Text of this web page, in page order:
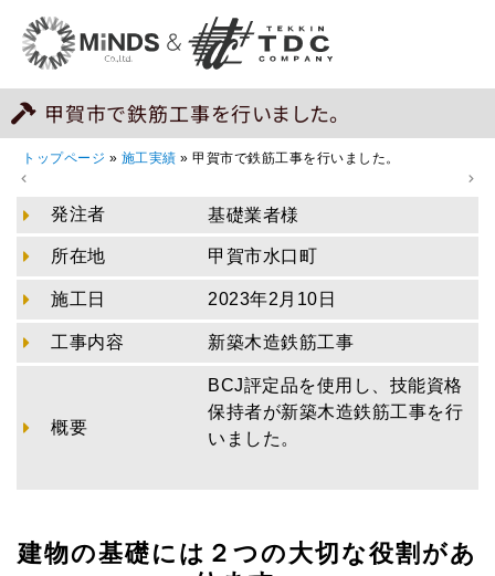
甲賀市で鉄筋工事を行いました。
トップページ » 施工実績 » 甲賀市で鉄筋工事を行いました。
発注者 基礎業者様
所在地 甲賀市水口町
施工日 2023年2月10日
工事内容 新築木造鉄筋工事
概要
BCJ評定品を使用し、技能資格
保持者が新築木造鉄筋工事を行
いました。
建物の基礎には２つの大切な役割があ